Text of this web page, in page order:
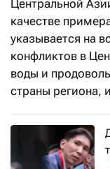
Центральной
качестве
указывается на
конфликтов в
воды и
страны региона,